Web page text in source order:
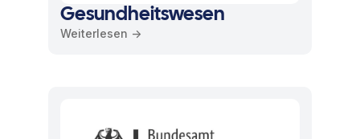
Gesundheitswesen
Weiterlesen ->